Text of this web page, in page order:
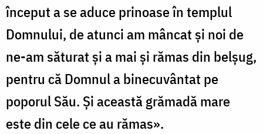
început a se aduce prinoase în templul
Domnului, de atunci am mâncat şi noi de
ne-am săturat şi a mai şi rămas din belşug,
pentru că Domnul a binecuvântat pe
poporul Său. Şi această grămadă mare
este din cele ce au rămas».